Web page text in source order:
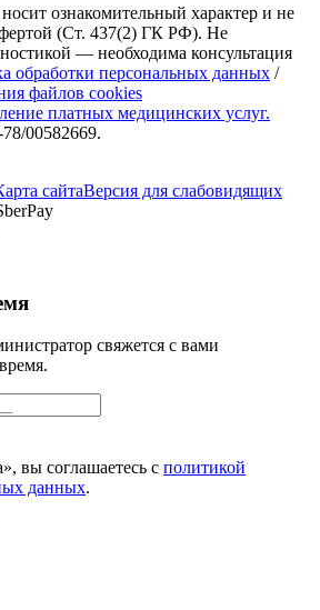
ознакомительный характер и не
(Ст. 437(2) ГК РФ). Не
— необходима консультация
обработки персональных данных /
файлов cookies
платных медицинских услуг.
00582669.
сайтаВерсия для слабовидящих
свяжется с вами
вы соглашаетесь с политикой
данных.